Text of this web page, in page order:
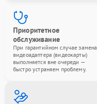
Приоритетное
обслуживание
При гарантийном случае замена
видеоадаптера (видеокарты)
выполняется вне очереди —
быстро устраняем проблему.